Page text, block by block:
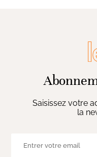
Saisissez votre
la